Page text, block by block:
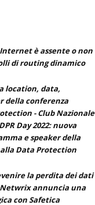
è assente o non
di routing dinamico
location, data,
della conferenza
- Club Nazionale
Day 2022: nuova
e speaker della
Data Protection
la perdita dei dati
Netwrix annuncia una
con Safetica